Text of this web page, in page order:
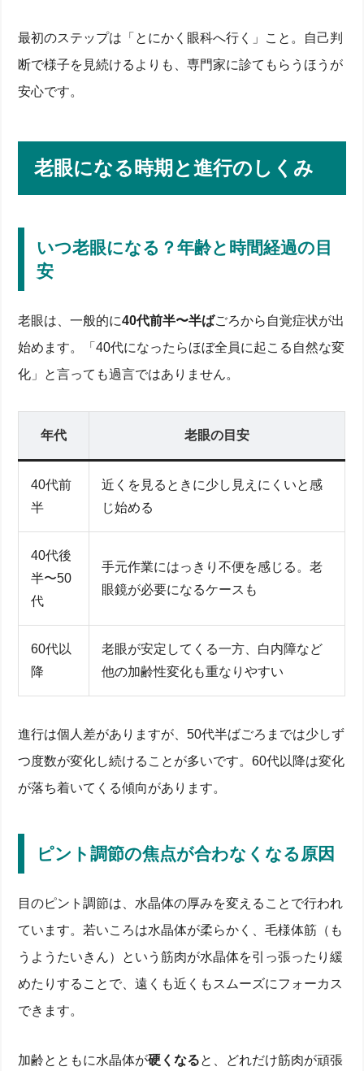
最初のステップは「とにかく眼科へ行く」こと。自己判
断で様子を見続けるよりも、専門家に診てもらうほうが
安心です。
老眼になる時期と進行のしくみ
いつ老眼になる？年齢と時間経過の目
安
老眼は、一般的に40代前半〜半ばごろから自覚症状が出
始めます。「40代になったらほぼ全員に起こる自然な変
化」と言っても過言ではありません。
年代 老眼の目安
40代前
半
近くを見るときに少し見えにくいと感
じ始める
40代後
半〜50
代
手元作業にはっきり不便を感じる。老
眼鏡が必要になるケースも
60代以
降
老眼が安定してくる一方、白内障など
他の加齢性変化も重なりやすい
進行は個人差がありますが、50代半ばごろまでは少しず
つ度数が変化し続けることが多いです。60代以降は変化
が落ち着いてくる傾向があります。
ピント調節の焦点が合わなくなる原因
目のピント調節は、水晶体の厚みを変えることで行われ
ています。若いころは水晶体が柔らかく、毛様体筋（も
うようたいきん）という筋肉が水晶体を引っ張ったり緩
めたりすることで、遠くも近くもスムーズにフォーカス
できます。
加齢とともに水晶体が硬くなると、どれだけ筋肉が頑張